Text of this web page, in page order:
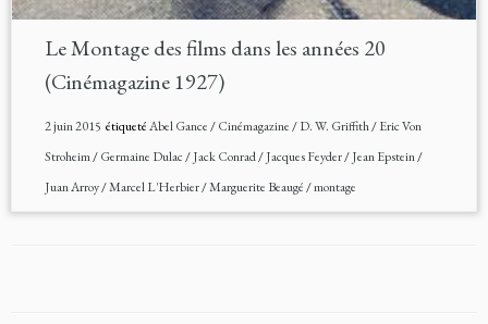
Le Montage des films dans les années 20
(Cinémagazine 1927)
2 juin 2015 étiquetéAbel Gance/Cinémagazine/D. W. Griffith/Eric Von
Stroheim/Germaine Dulac/Jack Conrad/Jacques Feyder/Jean Epstein/
Juan Arroy/Marcel L'Herbier/Marguerite Beaugé/montage